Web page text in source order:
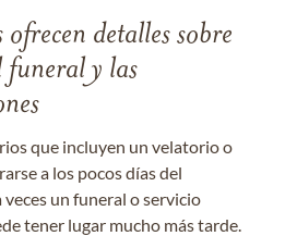
detalles sobre
y las
que incluyen un velatorio o
a los pocos días del
un funeral o servicio
tener lugar mucho más tarde.